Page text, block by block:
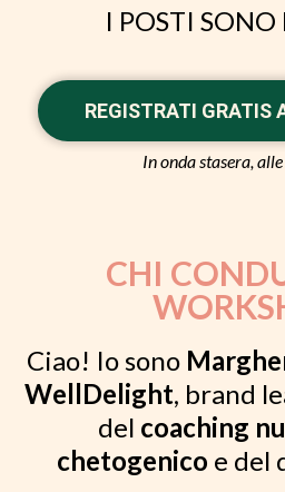
I POSTI
REGISTRATI GRATIS
In onda stasera,
CHI
Ciao! Io sono
WellDelight, brand
del coaching
chetogenico e del